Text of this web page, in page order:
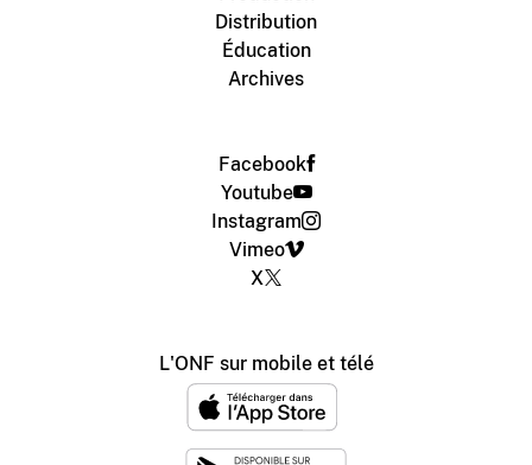
Distribution
Éducation
Archives
Facebook
Youtube
Instagram
Vimeo
X
L'ONF sur mobile et télé